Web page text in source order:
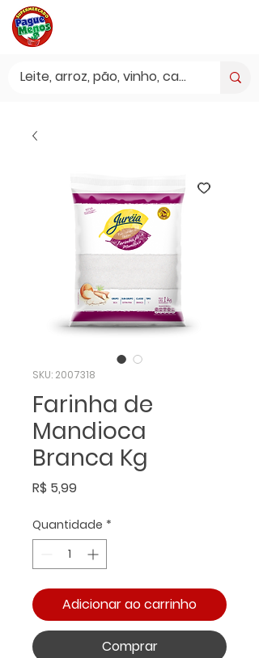
SKU: 2007318
Farinha de
Mandioca
Branca Kg
R$ 5,99Preço
Quantidade *
Adicionar ao carrinho
Comprar